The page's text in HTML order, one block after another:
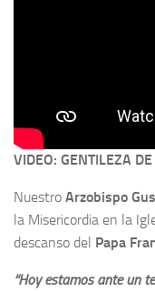
VIDEO: GENTILEZA
Nuestro Arzobispo
la Misericordia en la
descanso del Papa
“Hoy estamos ante un